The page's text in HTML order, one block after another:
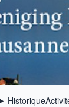
Historique